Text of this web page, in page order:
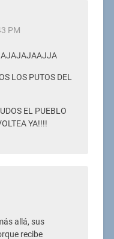
PM
LOS PUTOS DEL
EL PUEBLO
YA!!!!
allá, sus
recibe